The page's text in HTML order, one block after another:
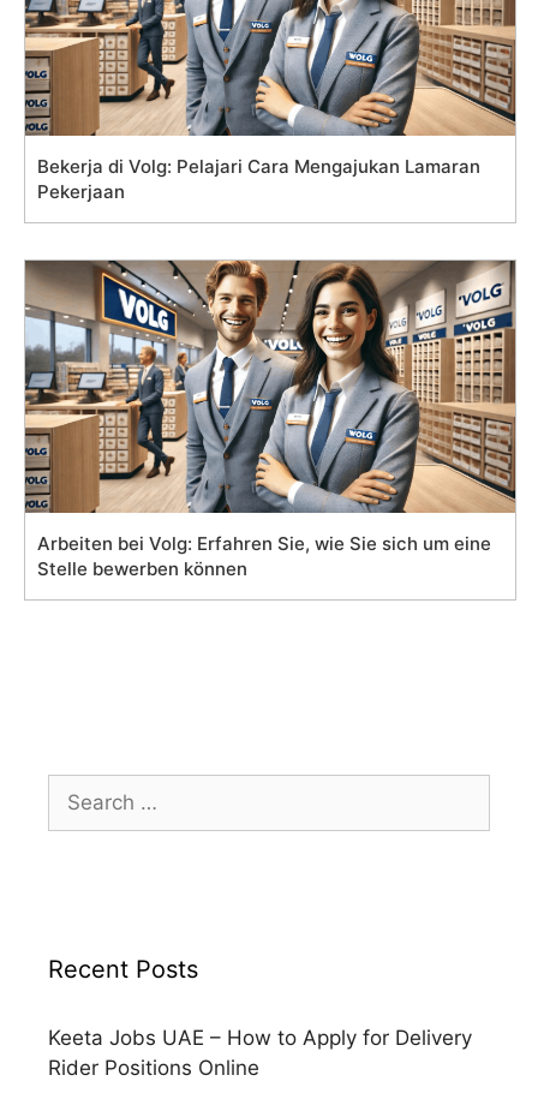
Bekerja di Volg: Pelajari Cara Mengajukan Lamaran
Pekerjaan
Arbeiten bei Volg: Erfahren Sie, wie Sie sich um eine
Stelle bewerben können
for:
Recent Posts
Keeta Jobs UAE – How to Apply for Delivery
Rider Positions Online